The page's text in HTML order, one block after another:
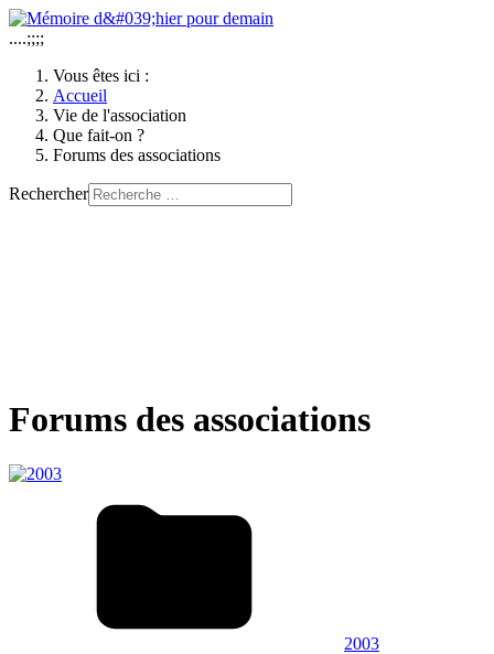
....;;;;
Vous êtes ici :
Accueil
Vie de l'association
Que fait-on ?
Forums des associations
Rechercher
Forums des associations
2003